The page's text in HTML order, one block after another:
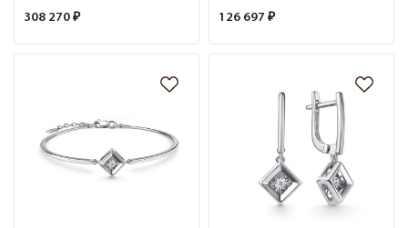
308 270 ₽ 126 697 ₽